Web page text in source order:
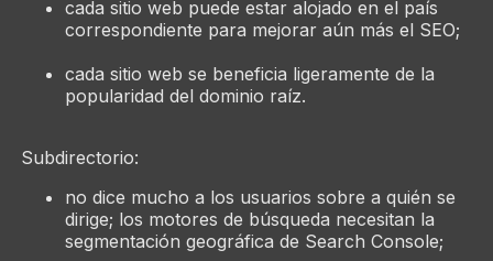
cada sitio web puede estar alojado en el país
correspondiente para mejorar aún más el SEO;
cada sitio web se beneficia ligeramente de la
popularidad del dominio raíz.
Subdirectorio:
no dice mucho a los usuarios sobre a quién se
dirige; los motores de búsqueda necesitan la
segmentación geográfica de Search Console;